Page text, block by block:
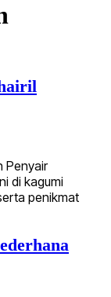
Penyair
di kagumi
penikmat